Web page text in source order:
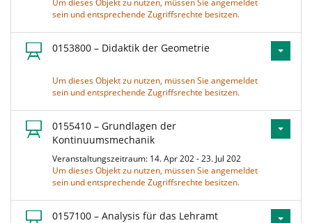
Um dieses Objekt zu nutzen, müssen Sie angemeldet
sein und entsprechende Zugriffsrechte besitzen.
0153800 – Didaktik der Geometrie
Um dieses Objekt zu nutzen, müssen Sie angemeldet
sein und entsprechende Zugriffsrechte besitzen.
0155410 – Grundlagen der
Kontinuumsmechanik
Veranstaltungszeitraum: 14. Apr 202 - 23. Jul 202
Um dieses Objekt zu nutzen, müssen Sie angemeldet
sein und entsprechende Zugriffsrechte besitzen.
0157100 – Analysis für das Lehramt